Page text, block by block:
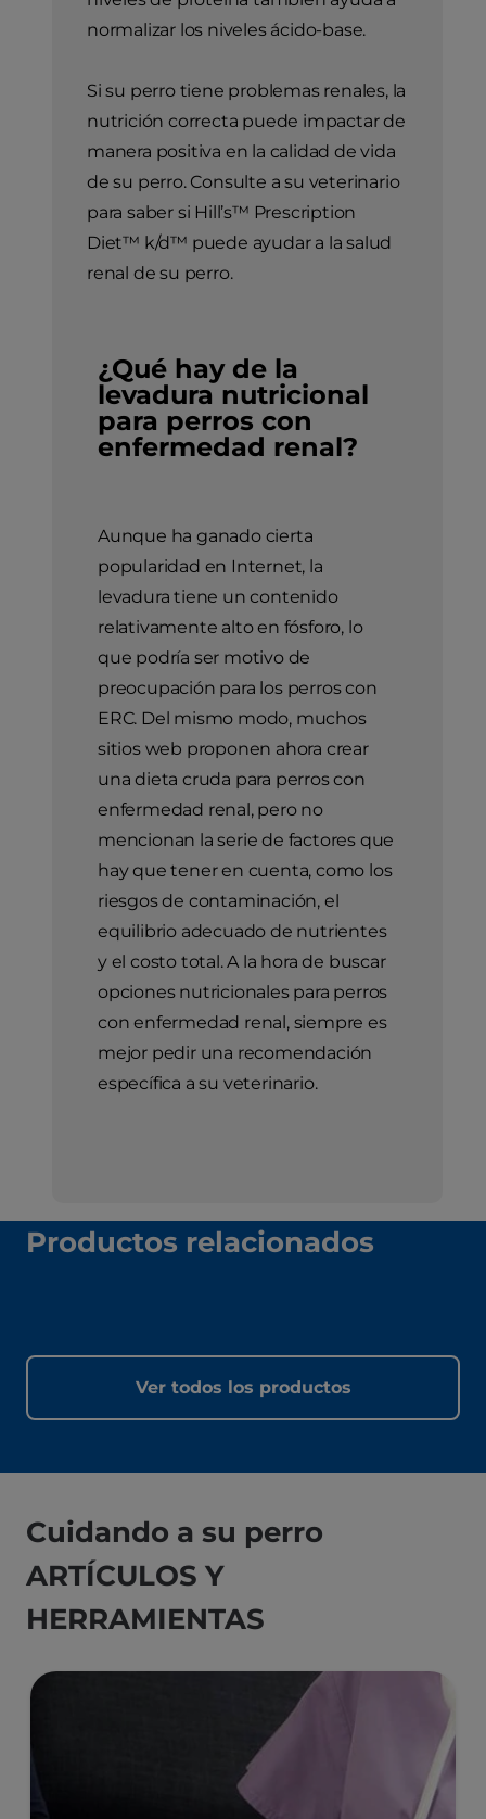
normalizar los niveles ácido-base.
Si su perro tiene problemas renales, la
nutrición correcta puede impactar de
manera positiva en la calidad de vida
de su perro. Consulte a su veterinario
para saber si Hill’s™ Prescription
Diet™ k/d™ puede ayudar a la salud
renal de su perro.
¿Qué hay de la
levadura nutricional
para perros con
enfermedad renal?
Aunque ha ganado cierta
popularidad en Internet, la
levadura tiene un contenido
relativamente alto en fósforo, lo
que podría ser motivo de
preocupación para los perros con
ERC. Del mismo modo, muchos
sitios web proponen ahora crear
una dieta cruda para perros con
enfermedad renal, pero no
mencionan la serie de factores que
hay que tener en cuenta, como los
riesgos de contaminación, el
equilibrio adecuado de nutrientes
y el costo total. A la hora de buscar
opciones nutricionales para perros
con enfermedad renal, siempre es
mejor pedir una recomendación
específica a su veterinario.
Productos relacionados
Ver todos los productos
Cuidando a su perro
ARTÍCULOS Y
HERRAMIENTAS